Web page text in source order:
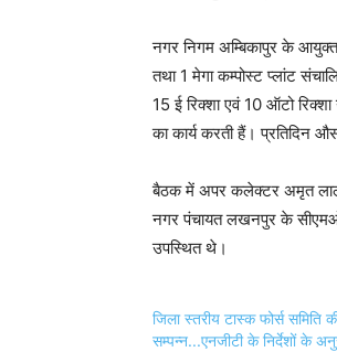
नगर निगम अम्बिकापुर के
तथा 1 मेगा कम्पोस्ट प्लांट
15 ई रिक्शा एवं 10 ऑटो
का कार्य करती हैं। प्रतिदिन
बैठक में अपर कलेक्टर अमृत लाल
नगर पंचायत लखनपुर के सीएमओ
उपस्थित थे।
जिला स्तरीय टास्क फोर्स समिति
सम्पन्न...एनजीटी के निर्देशों के